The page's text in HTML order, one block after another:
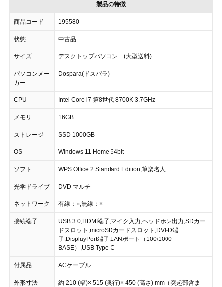
製品の特徴
商品コード 195580
状態 中古品
サイズ デスクトップパソコン (大型送料)
パソコンメー
カー
Dospara(ドスパラ)
CPU Intel Core i7 第8世代 8700K 3.7GHz
メモリ 16GB
ストレージ SSD 1000GB
OS Windows 11 Home 64bit
ソフト WPS Office 2 Standard Edition,筆楽名人
光学ドライブ DVD マルチ
ネットワーク 有線：○,無線：×
接続端子
USB 3.0,HDMI端子,マイク入力,ヘッドホン出力,SDカー
ドスロット,microSDカードスロット,DVI-D端
子,DisplayPort端子,LANポート（100/1000
BASE）,USB Type-C
付属品 ACケーブル
外形寸法
約 210 (幅)× 515 (奥行)× 450 (高さ) mm（突起部含ま